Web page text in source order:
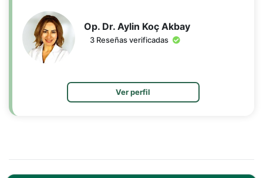
Op. Dr. Aylin Koç Akbay
3 Reseñas verificadas
Ver perfil